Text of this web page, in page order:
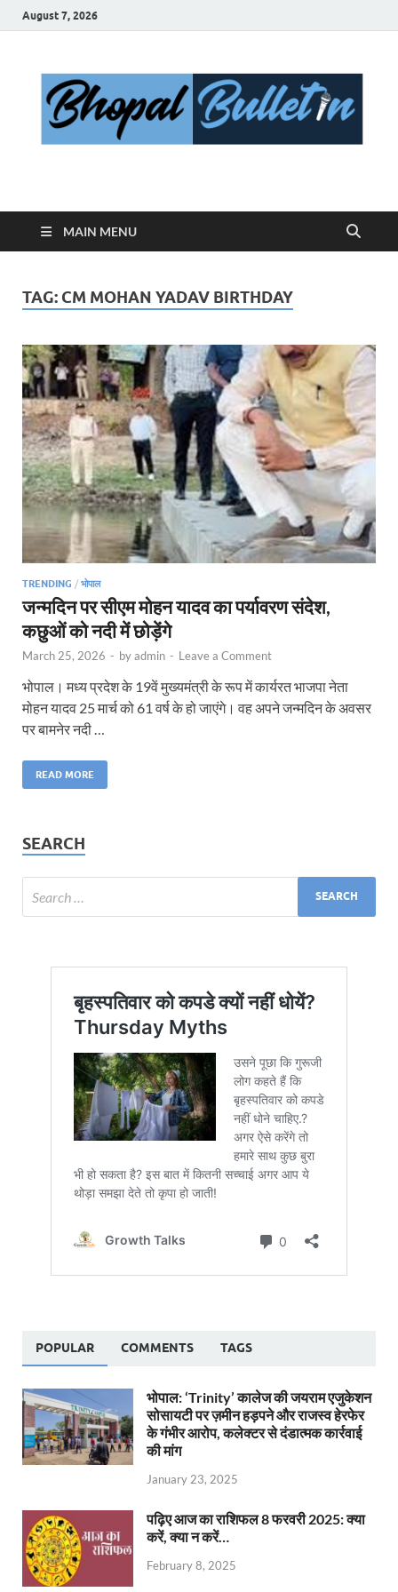
August 7, 2026
Bhopal Bulletin
MAIN MENU
TAG: CM MOHAN YADAV BIRTHDAY
TRENDING / भोपाल
जन्मदिन पर सीएम मोहन यादव का पर्यावरण संदेश,
कछुओं को नदी में छोड़ेंगे
March 25, 2026 - byadmin - Leave a Comment
भोपाल। मध्य प्रदेश के 19वें मुख्यमंत्री के रूप में कार्यरत भाजपा नेता
मोहन यादव 25 मार्च को 61 वर्ष के हो जाएंगे। वह अपने जन्‍मदिन के अवसर
पर बामनेर नदी …
READ MORE
SEARCH
POPULAR COMMENTS TAGS
भोपाल: ‘Trinity’ कालेज की जयराम एजुकेशन
सोसायटी पर ज़मीन हड़पने और राजस्व हेरफेर
के गंभीर आरोप, कलेक्टर से दंडात्मक कार्रवाई
की मांग
January 23, 2025
पढ़िए आज का राशिफल 8 फरवरी 2025: क्या
करें, क्या न करें…
February 8, 2025